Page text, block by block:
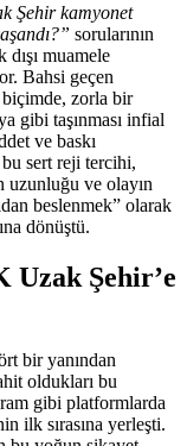
Şehir kamyonet
sorularının
dışı muamele
Bahsi geçen
biçimde, zorla bir
gibi taşınması infial
ve baskı
sert reji tercihi,
uzunluğu ve olayın
beslenmek” olarak
dönüştü.
Şehir’e
bir yanından
oldukları bu
gibi platformlarda
ilk sırasına yerleşti.